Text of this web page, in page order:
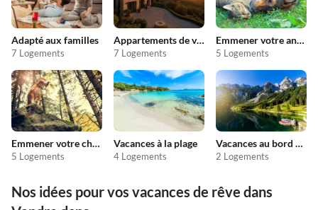
Adapté aux familles
7 Logements
Appartements de vacances pas chers
7 Logements
Emmener votre animal en vacances
5 Logements
Emmener votre chien en vacances
5 Logements
Vacances à la plage
4 Logements
Vacances au bord du lac
2 Logements
Nos idées pour vos vacances de rêve dans